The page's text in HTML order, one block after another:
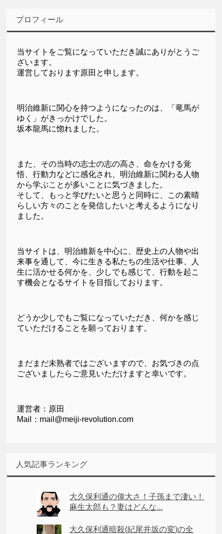
プロフィール
当サイトをご覧になっていただき誠にありがとうご
ざいます。
運営しております原田と申します。
明治維新に関心を持つようになったのは、「竜馬が
ゆく」がきっかけでした。
坂本龍馬に惚れました。
また、その当時の志士の志の高さ、命をかける覚
悟、行動力などに感化され、明治維新に関わる人物
から学ぶことが多いことに気づきました。
そして、もっと学びたいと思うと同時に、この素晴
らしい方々のことを発信したいと考えるようになり
ました。
当サイトは、明治維新を中心に、歴史上の人物や出
来事を通して、今に生きる私たちの生活や仕事、人
生に活かせる何かを、少しでも感じて、行動を起こ
す機会となるサイトを目指しております。
どうか少しでもご覧になっていただき、何かを感じ
ていただけることを願っております。
まだまだ未熟者ではございますので、お気づきの点
ございましたらご意見いただけますと幸いです。
運営者：原田
Mail：mail@meiji-revolution.com
人気記事ランキング
大久保利通の偉大さ！子孫まで凄い！
麻生太郎も？妻はどんな...
大久保利通暗殺(紀尾井坂の変)の全